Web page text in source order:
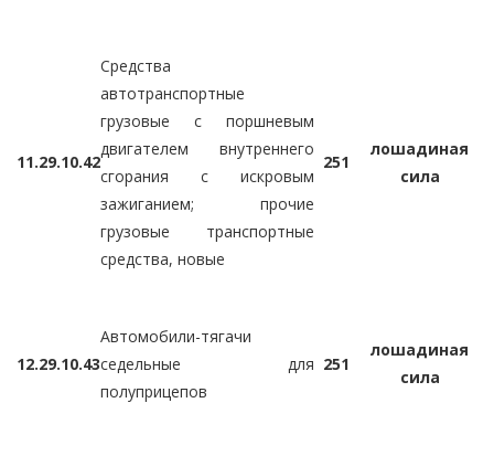
11.29.10.42
Средства
автотранспортные
грузовые с поршневым
двигателем внутреннего
сгорания с искровым
зажиганием; прочие
грузовые транспортные
средства, новые
251
лошадиная
сила
12.29.10.43
Автомобили-тягачи
седельные для
полуприцепов
251
лошадиная
сила